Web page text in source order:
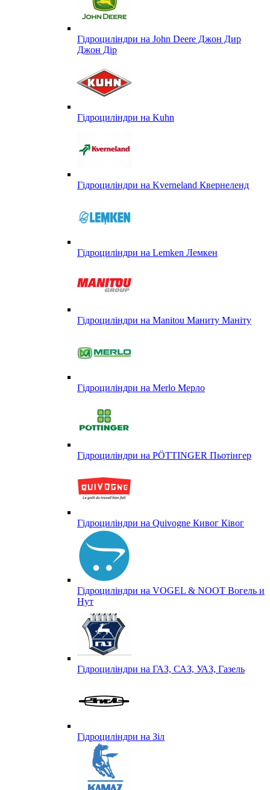
Гідроциліндри на John Deere Джон Дир
Джон Дір
Гідроциліндри на Kuhn
Гідроциліндри на Kverneland Квернеленд
Гідроциліндри на Lemken Лемкен
Гідроциліндри на Manitou Маниту Маніту
Гідроциліндри на Merlo Мерло
Гідроциліндри на PÖTTINGER Пьотінгер
Гідроциліндри на Quivogne Кивог Ківог
Гідроциліндри на VOGEL & NOOT Вогель и
Нут
Гідроциліндри на ГАЗ, САЗ, УАЗ, Газель
Гідроциліндри на Зіл